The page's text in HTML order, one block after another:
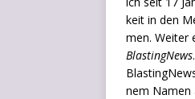
keit in den
men. Wei­ter
Blas­ting­News
nem Namen